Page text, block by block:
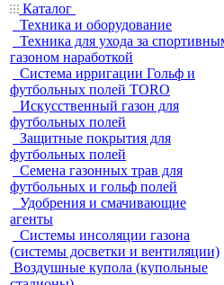
Каталог
Техника и оборудование
Техника для ухода за
газоном наработкой
Система ирригации Гольф и
футбольных полей TORO
Искусственный газон для
футбольных полей
Защитные покрытия для
футбольных полей
Семена газонных трав для
футбольных и гольф полей
Удобрения и смачивающие
агенты
Системы инсоляции газона
(системы досветки и вентиляции)
Воздушные купола (купольные